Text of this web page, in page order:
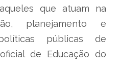
que atuam na
planejamento e
públicas de
de Educação do